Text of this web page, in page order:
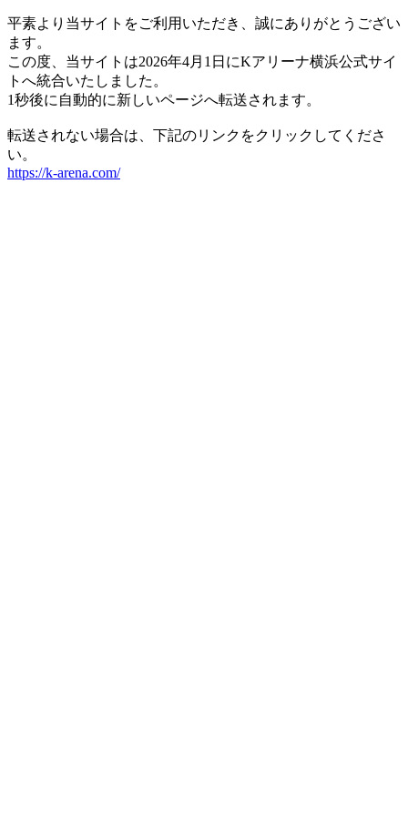
平素より当サイトをご利用いただき、誠にありがとうござい
ます。
この度、当サイトは2026年4月1日にKアリーナ横浜公式サイ
トへ統合いたしました。
1秒後に自動的に新しいページへ転送されます。
転送されない場合は、下記のリンクをクリックしてくださ
い。
https://k-arena.com/